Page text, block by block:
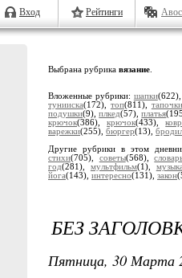
Вход Рейтинги
Выбрана рубрика вязание
Вложенные рубрики: шапки
тунииска(172), топ(811), тапочки
подушки(9),плкед(57),платья
крючок(386),крючок(433),
варежки(255), бюргер(13),
Другие рубрики в этом
стихи(705), советы(568),
год(281), мультфильм(1),
йога(143), интересно(131), закон
БЕЗ
Пятница, 30 Марта